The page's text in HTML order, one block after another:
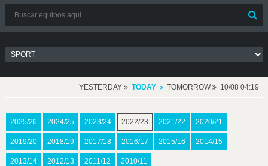
YESTERDAY TODAY TOMORROW 10/08 04:19
2025/26 2024/25 2023/24 2022/23 2021/22 2020/21
2019/20 2018/19 2017/18 2016/17 2015/16 2014/15
2013/14 2012/13 2011/12 2010/11